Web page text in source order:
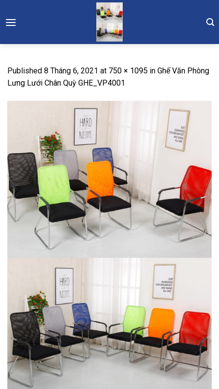
to
Published 8 Tháng 6, 2021 at 750 × 1095 in Ghế Văn Phòng
Lưng Lưới Chân Quỳ GHE_VP4001